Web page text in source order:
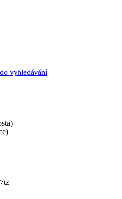
vyhledávání